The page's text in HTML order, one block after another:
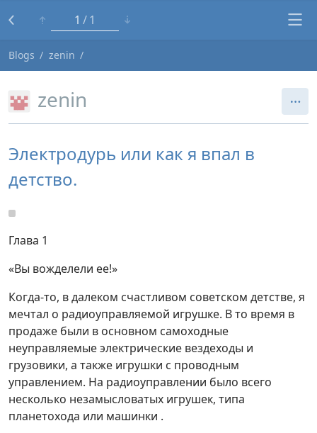
1 1
Blogs zenin
zenin
Электродурь или как я впал в
детство.
Глава 1
«Вы вожделели ее!»
Когда-то, в далеком счастливом советском детстве, я
мечтал о радиоуправляемой игрушке. В то время в
продаже были в основном самоходные
неуправляемые электрические вездеходы и
грузовики, а также игрушки с проводным
управлением. На радиоуправлении было всего
несколько незамысловатых игрушек, типа
планетохода или машинки .